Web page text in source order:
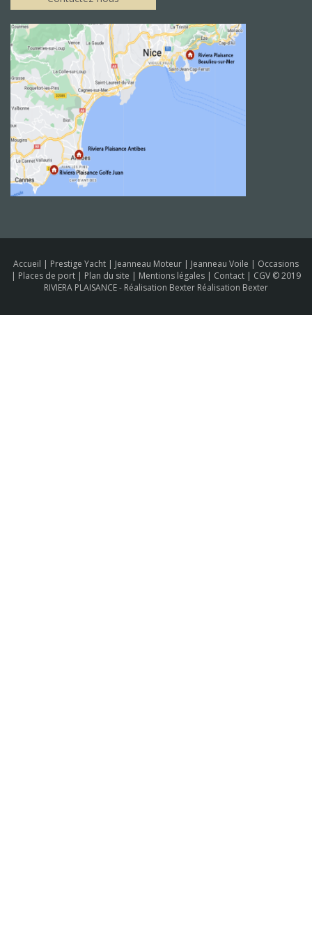
Accueil | Prestige Yacht | Jeanneau Moteur | Jeanneau Voile | Occasions
| Places de port | Plan du site | Mentions légales | Contact | CGV © 2019
RIVIERA PLAISANCE - Réalisation Bexter Réalisation Bexter